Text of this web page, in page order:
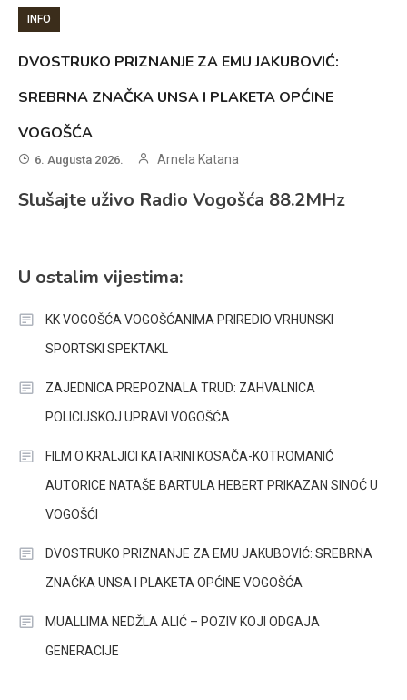
INFO
DVOSTRUKO PRIZNANJE ZA EMU JAKUBOVIĆ:
SREBRNA ZNAČKA UNSA I PLAKETA OPĆINE
VOGOŠĆA
6. Augusta 2026. Arnela Katana
Slušajte uživo Radio Vogošća 88.2MHz
U ostalim vijestima:
KK VOGOŠĆA VOGOŠĆANIMA PRIREDIO VRHUNSKI
SPORTSKI SPEKTAKL
ZAJEDNICA PREPOZNALA TRUD: ZAHVALNICA
POLICIJSKOJ UPRAVI VOGOŠĆA
FILM O KRALJICI KATARINI KOSAČA-KOTROMANIĆ
AUTORICE NATAŠE BARTULA HEBERT PRIKAZAN SINOĆ U
VOGOŠĆI
DVOSTRUKO PRIZNANJE ZA EMU JAKUBOVIĆ: SREBRNA
ZNAČKA UNSA I PLAKETA OPĆINE VOGOŠĆA
MUALLIMA NEDŽLA ALIĆ – POZIV KOJI ODGAJA
GENERACIJE